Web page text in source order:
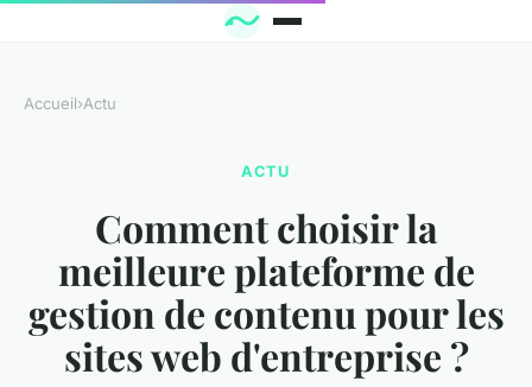
Accueil›Actu
ACTU
Comment choisir la
meilleure plateforme de
gestion de contenu pour les
sites web d'entreprise ?